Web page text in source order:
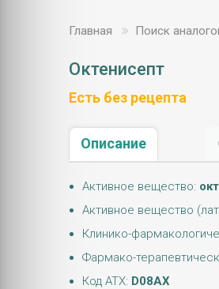
Главная Поиск
Октенисепт
Есть без рецепта
Описание
Активное вещество:
Активное вещество
Клинико-
Фармако-
Код АТХ: D08AX